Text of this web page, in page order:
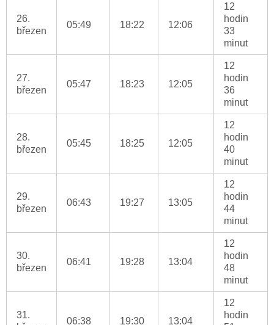
26.
březen
05:49 18:22 12:06
12
hodin
33
minut
27.
březen
05:47 18:23 12:05
12
hodin
36
minut
28.
březen
05:45 18:25 12:05
12
hodin
40
minut
29.
březen
06:43 19:27 13:05
12
hodin
44
minut
30.
březen
06:41 19:28 13:04
12
hodin
48
minut
31.
06:38 19:30 13:04
12
hodin